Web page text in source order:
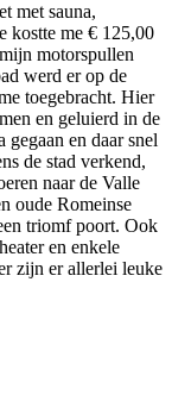
met sauna,
kostte me € 125,00
motorspullen
werd er op de
toegebracht. Hier
en geluierd in de
en daar snel
de stad verkend,
naar de Valle
oude Romeinse
triomf poort. Ook
en enkele
zijn er allerlei leuke